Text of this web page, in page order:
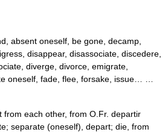
absent oneself, be gone, decamp,
disappear, disassociate, discedere,
diverge, divorce, emigrate,
oneself, fade, flee, forsake, issue… …
each other, from O.Fr. departir
separate (oneself), depart; die, from